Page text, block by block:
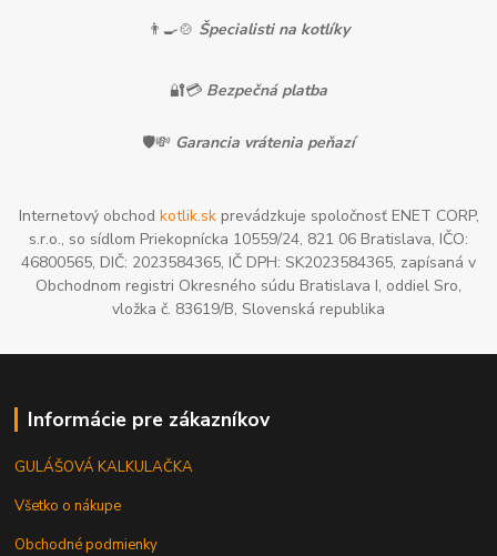
👨‍🍳🍲 Špecialisti na kotlíky
🔐💳 Bezpečná platba
🛡️💸 Garancia vrátenia peňazí
Internetový obchod kotlik.skprevádzkuje spoločnosť ENET CORP,
s.r.o., so sídlom Priekopnícka 10559/24, 821 06 Bratislava, IČO:
46800565, DIČ: 2023584365, IČ DPH: SK2023584365, zapísaná v
Obchodnom registri Okresného súdu Bratislava I, oddiel Sro,
vložka č. 83619/B, Slovenská republika
Informácie pre zákazníkov
GULÁŠOVÁ KALKULAČKA
Všetko o nákupe
Obchodné podmienky